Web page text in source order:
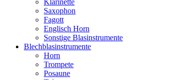
Klarinette
Saxophon
Fagott
Englisch Horn
Sonstige Blasinstrumente
Blechblasinstrumente
Horn
Trompete
Posaune